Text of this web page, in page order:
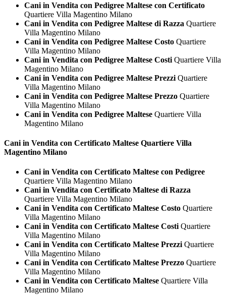
Cani in Vendita con Pedigree Maltese con Certificato
Quartiere Villa Magentino Milano
Cani in Vendita con Pedigree Maltese di Razza Quartiere
Villa Magentino Milano
Cani in Vendita con Pedigree Maltese Costo Quartiere
Villa Magentino Milano
Cani in Vendita con Pedigree Maltese Costi Quartiere Villa
Magentino Milano
Cani in Vendita con Pedigree Maltese Prezzi Quartiere
Villa Magentino Milano
Cani in Vendita con Pedigree Maltese Prezzo Quartiere
Villa Magentino Milano
Cani in Vendita con Pedigree Maltese Quartiere Villa
Magentino Milano
Cani in Vendita con Certificato Maltese Quartiere Villa
Magentino Milano
Cani in Vendita con Certificato Maltese con Pedigree
Quartiere Villa Magentino Milano
Cani in Vendita con Certificato Maltese di Razza
Quartiere Villa Magentino Milano
Cani in Vendita con Certificato Maltese Costo Quartiere
Villa Magentino Milano
Cani in Vendita con Certificato Maltese CostiQuartiere
Villa Magentino Milano
Cani in Vendita con Certificato Maltese PrezziQuartiere
Villa Magentino Milano
Cani in Vendita con Certificato Maltese Prezzo Quartiere
Villa Magentino Milano
Cani in Vendita con Certificato Maltese Quartiere Villa
Magentino Milano